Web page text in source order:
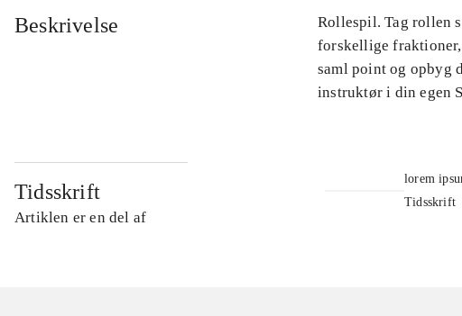
Beskrivelse
Rollespil. Tag rollen
forskellige fraktioner,
saml point og opbyg
instruktør i din egen
Tidsskrift
Artiklen er en del af
lorem
Tidsskrift